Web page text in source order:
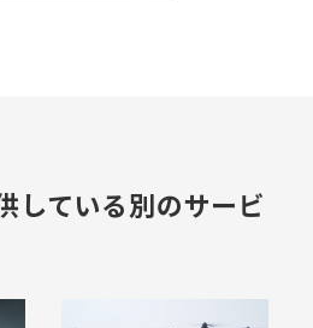
している別のサービ